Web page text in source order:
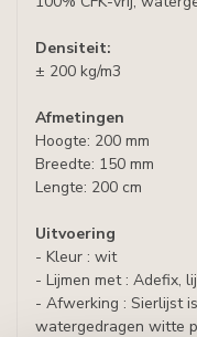
Densiteit:
± 200 kg/m3
Afmetingen
Hoogte: 200 mm
Breedte: 150 mm
Lengte: 200 cm
Uitvoering
- Kleur : wit
- Lijmen met : Adefix,
- Afwerking : Sierlijst
watergedragen witte